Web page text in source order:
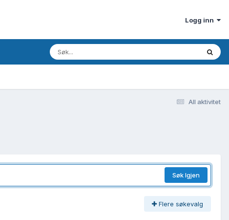
Logg inn
All aktivitet
Søk Igjen
Flere søkevalg